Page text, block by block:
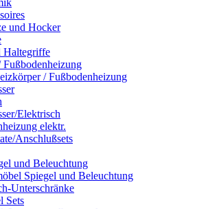
und Hocker
Haltegriffe
/ Fußbodenheizung
Elektrisch
elektr.
Anschlußsets
und Beleuchtung
Spiegel und Beleuchtung
Unterschränke
Sets